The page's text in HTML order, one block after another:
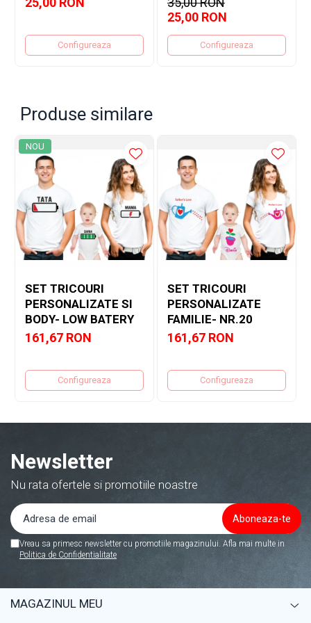
Configureaza
25,00 RON
Configureaza
Produse similare
NOU
SET TRICOURI
PERSONALIZATE SI
BODY- LOW BATERY
161,67 RON
Configureaza
SET TRICOURI
PERSONALIZATE
FAMILIE- NR.20
161,67 RON
Configureaza
Newsletter
Nu rata ofertele si promotiile noastre
Vreau sa primesc newsletter cu promotiile magazinului. Afla mai multe in
Politica de Confidentialitate
MAGAZINUL MEU